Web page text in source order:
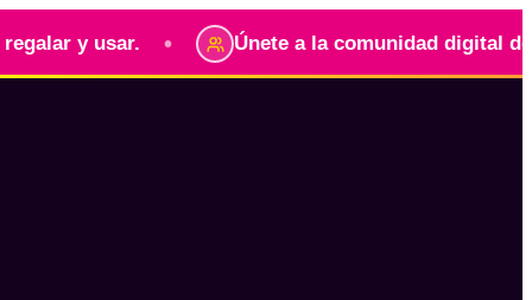
usar. • Únete a la comunidad digital de